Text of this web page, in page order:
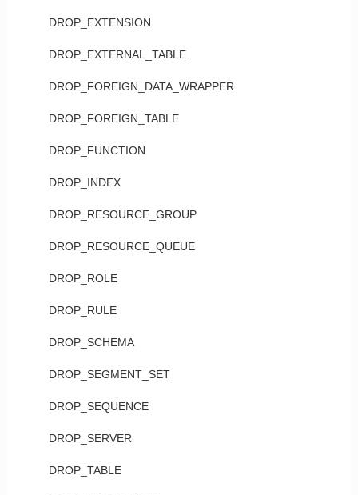
DROP_EXTENSION
DROP_EXTERNAL_TABLE
DROP_FOREIGN_DATA_WRAPPER
DROP_FOREIGN_TABLE
DROP_FUNCTION
DROP_INDEX
DROP_RESOURCE_GROUP
DROP_RESOURCE_QUEUE
DROP_ROLE
DROP_RULE
DROP_SCHEMA
DROP_SEGMENT_SET
DROP_SEQUENCE
DROP_SERVER
DROP_TABLE